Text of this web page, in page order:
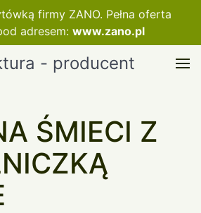
firmy ZANO. Pełna oferta
adresem: www.zano.pl
- producent
ŚMIECI Z